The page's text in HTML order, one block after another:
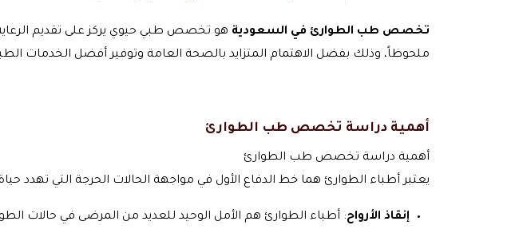
تخصص طب الطوارئ في السعودية هو تخصص طبي حيوي يركز على تقديم
ملحوظاً، وذلك بفضل الاهتمام المتزايد بالصحة العامة وتوفير أفضل الخدمات
أهمية دراسة تخصص طب الطوارئ
أهمية دراسة تخصص طب الطوارئ
يعتبر أطباء الطوارئ هما خط الدفاع الأول في مواجهة الحالات الحرجة التي تهدد
إنقاذ الأرواح: أطباء الطوارئ هم الأمل الوحيد للعديد من المرضى في حالات